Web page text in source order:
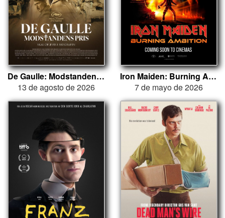
De Gaulle: Modstandens Pris
13 de agosto de 2026
Iron Maiden: Burning Ambition
7 de mayo de 2026